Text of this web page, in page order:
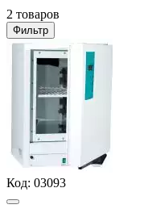
2 товаров
Фильтр
Код: 03093